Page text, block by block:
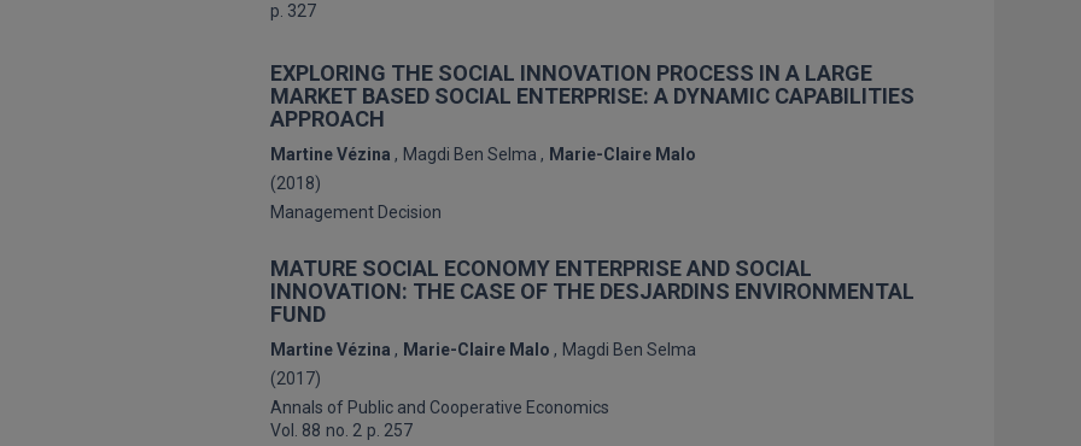
p. 327
EXPLORING THE SOCIAL INNOVATION PROCESS IN A LARGE
MARKET BASED SOCIAL ENTERPRISE: A DYNAMIC CAPABILITIES
APPROACH
Martine Vézina Magdi Ben Selma
Marie-Claire Malo
(2018)
Management Decision
MATURE SOCIAL ECONOMY ENTERPRISE AND SOCIAL
INNOVATION: THE CASE OF THE DESJARDINS ENVIRONMENTAL
FUND
Martine Vézina Marie-Claire Malo
Magdi Ben Selma
(2017)
Annals of Public and Cooperative Economics
Vol. 88 no. 2 p. 257